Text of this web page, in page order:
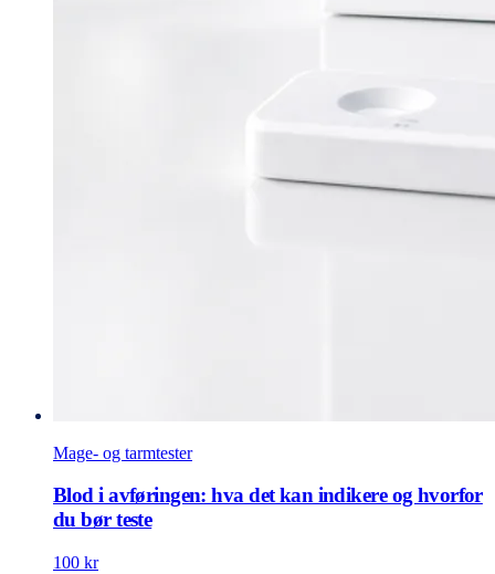
Mage- og tarmtester
Blod i avføringen: hva det kan indikere og hvorfor
du bør teste
100 kr